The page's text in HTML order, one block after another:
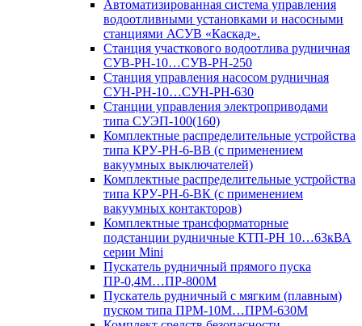
Автоматизированная система управления
водоотливными установками и насосными
станциями АСУВ «Каскад».
Станция участкового водоотлива рудничная
СУВ-РН-10…СУВ-РН-250
Станция управления насосом рудничная
СУН-РН-10…СУН-РН-630
Станции управления электроприводами
типа СУЭП-100(160)
Комплектные распределительные устройства
типа КРУ-РН-6-ВВ (с применением
вакуумных выключателей)
Комплектные распределительные устройства
типа КРУ-РН-6-ВК (с применением
вакуумных контакторов)
Комплектные трансформаторные
подстанции рудничные КТП-РН 10…63кВА
серии Mini
Пускатель рудничный прямого пуска
ПР-0,4М…ПР-800М
Пускатель рудничный с мягким (плавным)
пуском типа ПРМ-10М…ПРМ-630М